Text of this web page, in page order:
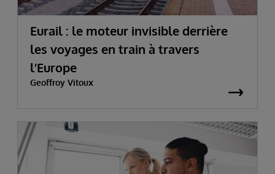
Eurail : le moteur invisible derrière
les voyages en train à travers
l’Europe
Geoffroy Vitoux